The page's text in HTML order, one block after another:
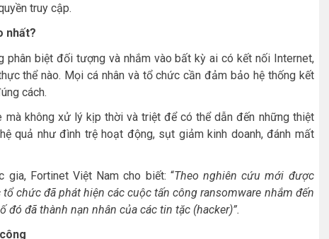
truy cập.
nhất?
phân biệt đối tượng và nhắm vào bất kỳ ai có kết nối Internet,
thể nào. Mọi cá nhân và tổ chức cần đảm bảo hệ thống kết
cách.
mà không xử lý kịp thời và triệt để có thể dẫn đến những thiệt
quả như đình trệ hoạt động, sụt giảm kinh doanh, đánh mất
gia, Fortinet Việt Nam cho biết: “Theo nghiên cứu mới được
chức đã phát hiện các cuộc tấn công ransomware nhắm đến
đó đã thành nạn nhân của các tin tặc (hacker)”.